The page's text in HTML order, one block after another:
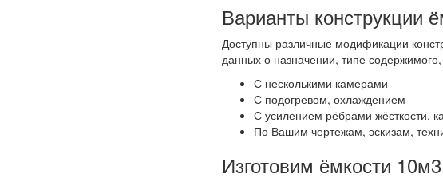
Варианты конструкции
Доступны различные модификации
данных о назначении, типе
С несколькими камерами
С подогревом, охлаждением
С усилением рёбрами жёсткости,
По Вашим чертежам, эскизам,
Изготовим ёмкости